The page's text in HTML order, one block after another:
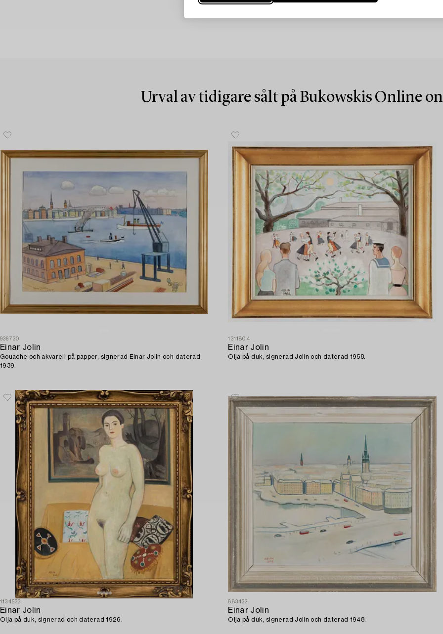
Urval av tidigare sålt på Bukowskis Online
936730
Einar Jolin
Gouache och akvarell på papper, signerad Einar Jolin och daterad
1939.
1311804
Einar Jolin
Olja på duk, signerad Jolin och daterad 1958.
1134533
Einar Jolin
Olja på duk, signerad och daterad 1926.
883432
Einar Jolin
Olja på duk, signerad Jolin och daterad 1948.